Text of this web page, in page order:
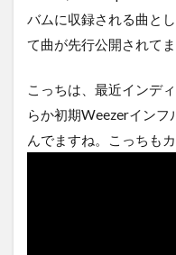
バムに収録される曲と
て曲が先行公開されてま
こっちは、最近インデ
らか初期Weezerインフ
んでますね。こっちもカ